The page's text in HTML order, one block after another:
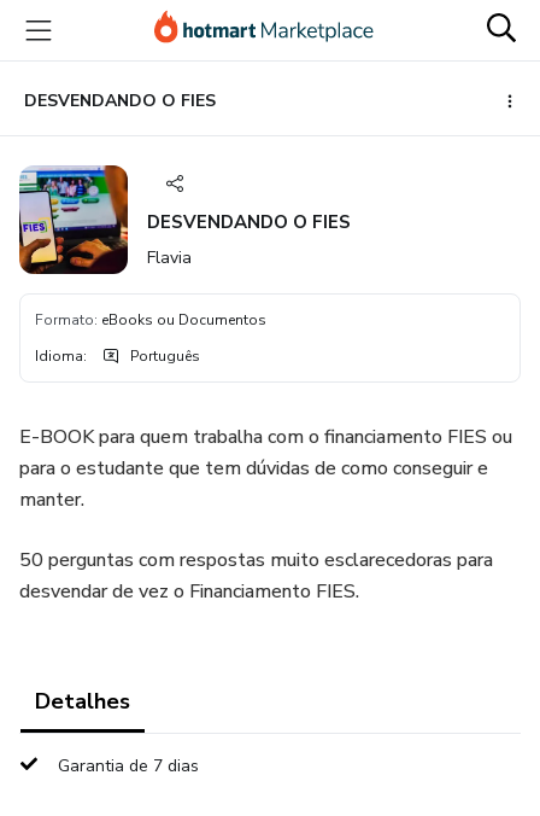
para
conteúdo
principal
para
pagamento
para
rodapé
DESVENDANDO O FIES
DESVENDANDO O FIES
Flavia
Formato: eBooks ou Documentos
Idioma: Português
E-BOOK para quem trabalha com o financiamento FIES ou
para o estudante que tem dúvidas de como conseguir e
manter.
50 perguntas com respostas muito esclarecedoras para
desvendar de vez o Financiamento FIES.
Detalhes
Garantia de 7 dias